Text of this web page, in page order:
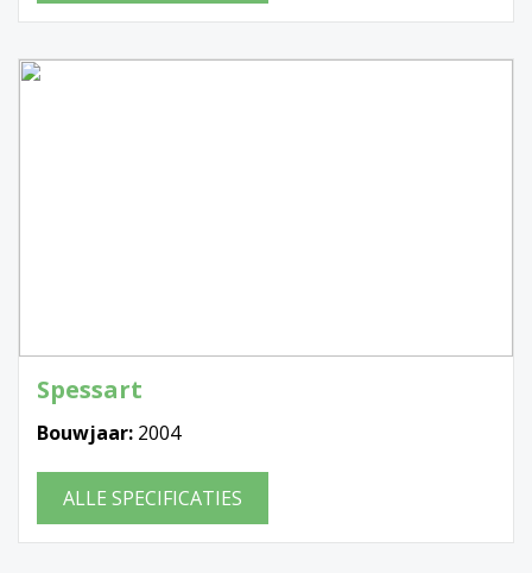
Spessart
Bouwjaar: 2004
ALLE SPECIFICATIES